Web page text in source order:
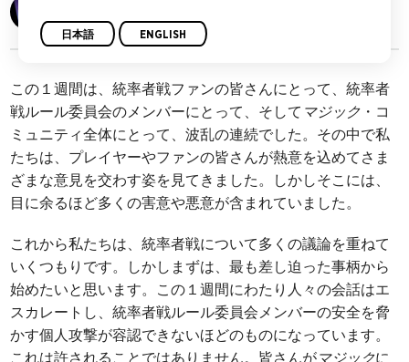
この１週間は、統率者戦ファンの皆さんにとって、統率者
戦ルール委員会のメンバーにとって、そして マジック ・コ
ミュニティ全体にとって、波乱の連続でした。その中で私
たちは、プレイヤーやファンの皆さんが熱意を込めてさま
ざまな意見を交わす姿を見てきました。しかしそこには、
目に余るほど多くの害意や悪意が含まれていました。
これから私たちは、統率者戦について多くの議論を重ねて
いくつもりです。しかしまずは、最も差し迫った事柄から
始めたいと思います。この１週間にわたり人々の会話はエ
スカレートし、統率者戦ルール委員会メンバーの安全を脅
かす個人攻撃が容認できないほどのものになっています。
これは許されることではありません。皆さんがマジックに
日本語 ENGLISH